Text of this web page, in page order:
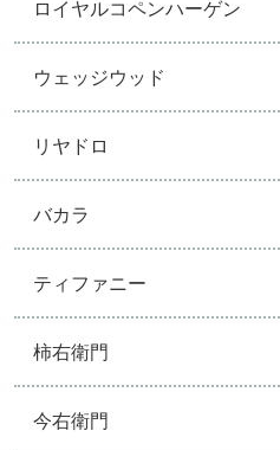
ロイヤルコペンハーゲン
ウェッジウッド
リヤドロ
バカラ
ティファニー
柿右衛門
今右衛門